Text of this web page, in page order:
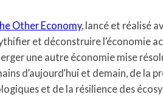
Other Economy, lancé et réalisé
et déconstruire l’économie
une autre économie mise
d’aujourd’hui et demain, de la
et de la résilience des